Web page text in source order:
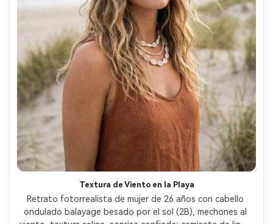
Textura de Viento en la Playa
Retrato fotorrealista de mujer de 26 años con cabello
ondulado balayage besado por el sol (2B), mechones al